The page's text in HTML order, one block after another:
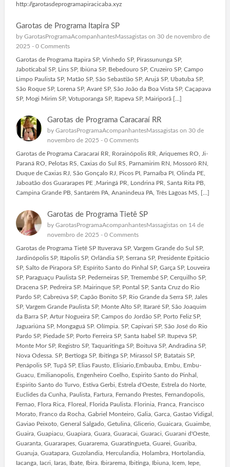
http://garotasdeprogramapiracicaba.xyz
Garotas de Programa Itapira SP
by GarotasProgramaAcompanhantesMassagistason 30 de novembro de
2025 - 0 Comments
Garotas de Programa Itapira SP, Vinhedo SP, Pirassununga SP,
Jaboticabal SP, Lins SP, Ibiúna SP, Bebedouro SP, Cruzeiro SP, Campo
Limpo Paulista SP, Matão SP, São Sebastião SP, Arujá SP, Ubatuba SP,
São Roque SP, Lorena SP, Avaré SP, São João da Boa Vista SP, Caçapava
SP, Mogi Mirim SP, Votuporanga SP, Itapeva SP, Mairiporã […]
Garotas de Programa Caracaraí RR
by GarotasProgramaAcompanhantesMassagistason 30 de
novembro de 2025 - 0 Comments
Garotas de Programa Caracaraí RR, Rorainópolis RR, Ariquemes RO, Ji-
Paraná RO, Pelotas RS, Caxias do Sul RS, Parnamirim RN, Mossoró RN,
Duque de Caxias RJ, São Gonçalo RJ, Picos PI, Parnaíba PI, Olinda PE,
Jaboatão dos Guararapes PE ,Maringá PR, Londrina PR, Santa Rita PB,
Campina Grande PB, Santarém PA, Ananindeua PA, Três Lagoas MS, […]
Garotas de Programa Tietê SP
by GarotasProgramaAcompanhantesMassagistason 14 de
novembro de 2025 - 0 Comments
Garotas de Programa Tietê SP Ituverava SP, Vargem Grande do Sul SP,
Jardinópolis SP, Itápolis SP, Orlândia SP, Serrana SP, Presidente Epitácio
SP, Salto de Pirapora SP, Espírito Santo do Pinhal SP, Garça SP, Louveira
SP, Paraguaçu Paulista SP, Pederneiras SP, Tremembé SP, Cerquilho SP,
Dracena SP, Pedreira SP. Mairinque SP, Pontal SP, Santa Cruz do Rio
Pardo SP, Cabreúva SP, Capão Bonito SP, Rio Grande da Serra SP, Jales
SP, Vargem Grande Paulista SP, Monte Alto SP, Itararé SP, São Joaquim
da Barra SP, Artur Nogueira SP, Campos do Jordão SP, Porto Feliz SP,
Jaguariúna SP, Mongaguá SP. Olímpia. SP, Capivari SP, São José do Rio
Pardo SP, Piedade SP, Porto Ferreira SP, Santa Isabel SP. Itupeva SP,
Monte Mor SP, Registro SP, Taquaritinga SP, Boituva SP, Andradina SP,
Nova Odessa. SP, Bertioga SP, Ibitinga SP, Mirassol SP, Batatais SP,
Penápolis SP, Tupã SP, Elias Fausto, Elisiario,Embauba, Embu, Embu-
Guacu, Emilianopolis, Engenheiro Coelho, Espirito Santo do Pinhal,
Espirito Santo do Turvo, Estiva Gerbi, Estrela d'Oeste, Estrela do Norte,
Euclides da Cunha, Paulista, Fartura, Fernando Prestes, Fernandopolis,
Fernao, Flora Rica, Floreal, Florida Paulista. Florinia, Franca, Francisco
Morato, Franco da Rocha, Gabriel Monteiro, Galia, Garca, Gastao Vidigal,
Gaviao Peixoto, General Salgado, Getulina, Glicerio, Guaicara, Guaimbe,
Guaira, Guapiacu, Guapiara, Guara, Guaracai, Guaraci, Guarani d'Oeste,
Guaranta, Guararapes, Guararema, Guaratingueta, Guarei, Guariba,
Guaruja, Guatapara, Guzolandia, Herculandia, Holambra, Hortolandia,
Iacanga, Iacri, Iaras, Ibate, Ibira. Ibirarema, Ibitinga, Ibiuna, Icem, Iepe,